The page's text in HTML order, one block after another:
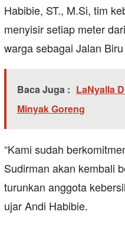
Habibie, ST., M.Si, tim
menyisir setiap meter
warga sebagai Jalan
Baca Juga : LaNyalla
Minyak Goreng
“Kami sudah
Sudirman akan kembali
turunkan anggota
ujar Andi Habibie.